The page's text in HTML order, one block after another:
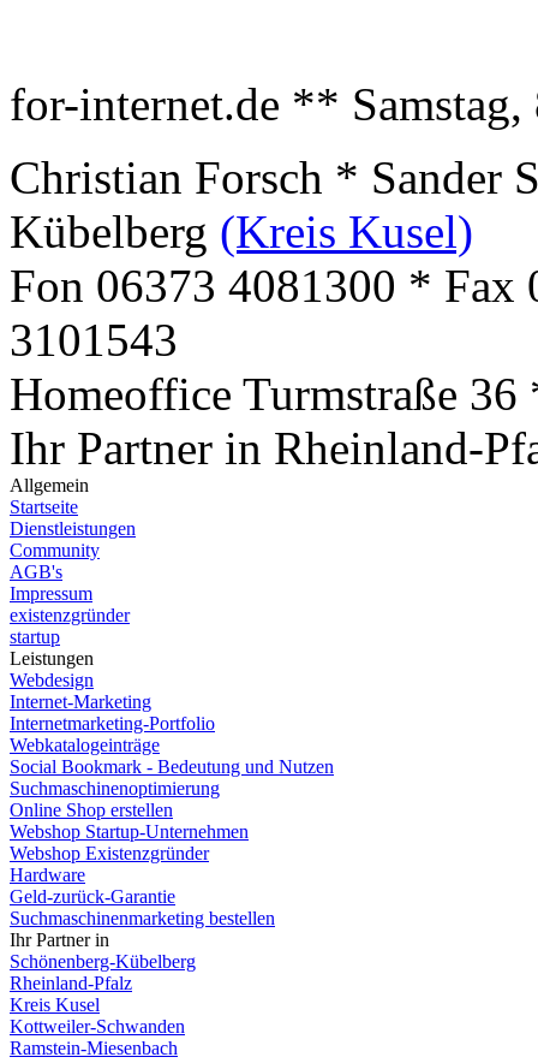
for-internet.de **
Christian Forsch * Sander
Kübelberg (Kreis Kusel)
Fon 06373 4081300 *
3101543
Homeoffice Turmstraße
Ihr Partner in Rheinland-
Allgemein
Startseite
Dienstleistungen
Community
AGB's
Impressum
existenzgründer
startup
Leistungen
Webdesign
Internet-Marketing
Internetmarketing-Portfolio
Webkatalogeinträge
Social Bookmark - Bedeutung und Nutzen
Suchmaschinenoptimierung
Online Shop erstellen
Webshop Startup-Unternehmen
Webshop Existenzgründer
Hardware
Geld-zurück-Garantie
Suchmaschinenmarketing bestellen
Ihr Partner in
Schönenberg-Kübelberg
Rheinland-Pfalz
Kreis Kusel
Kottweiler-Schwanden
Ramstein-Miesenbach